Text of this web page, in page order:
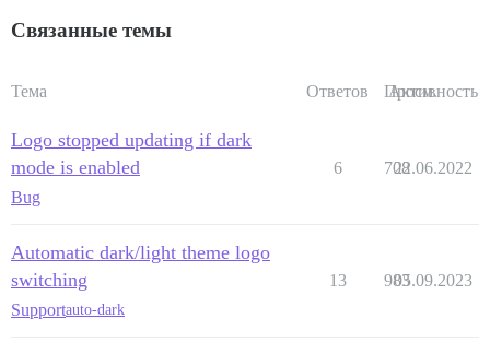
Связанные темы
Тема Ответов Просм.
Активность
Logo stopped updating if dark
mode is enabled
Bug
6 708
22.06.2022
Automatic dark/light theme logo
switching
Supportauto-dark
13 983
05.09.2023